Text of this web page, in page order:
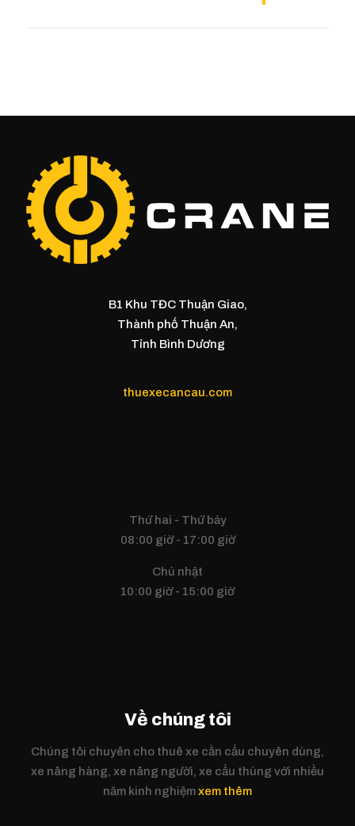
B1 Khu TĐC Thuận Giao,
Thành phố Thuận An,
Tỉnh Bình Dương
thuexecancau.com
Thứ hai - Thứ bảy
08:00 giờ - 17:00 giờ
Chủ nhật
10:00 giờ - 15:00 giờ
Về chúng tôi
Chúng tôi chuyên cho thuê xe cần cẩu chuyên dùng,
xe nâng hàng, xe nâng người, xe cẩu thùng với nhiều
năm kinh nghiệmxem thêm